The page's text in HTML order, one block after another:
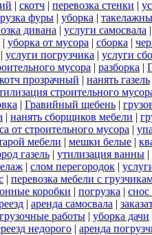
| скотч | перевозка стенки |
фуры | уборка |
дивана | услуги самосвала
| уборка от мусора | сборка |
| услуги погрузчика | услуги
мусора | разборка |
прозрачный | нанять газель
строительного
| Гравийный щебень |
| нанять сборщиков мебели |
от строительного мусора |
мебели | мешки белые |
газель | утилизация ванны |
| слом перегородок |
| перевозка мебели с
коробки | погрузка | снос
| аренда самосвала |
работы | уборка дачи
недорого | аренда